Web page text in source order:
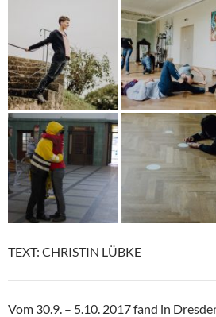
TEXT: CHRISTIN LÜBKE
Vom 30.9. – 5.10. 2017 fand in